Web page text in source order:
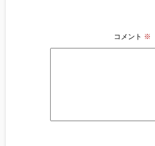
コメント ※